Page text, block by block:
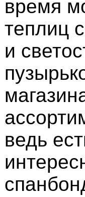
время
теплиц
и
ведь